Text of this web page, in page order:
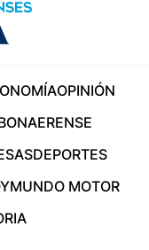
OPINIÓN
DEPORTES
MUNDO MOTOR